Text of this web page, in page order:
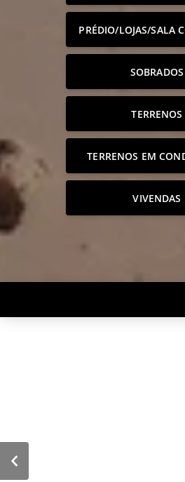
PRÉDIO/LOJAS/SALA
SOBRADOS
TERRENOS
TERRENOS EM
VIVENDAS